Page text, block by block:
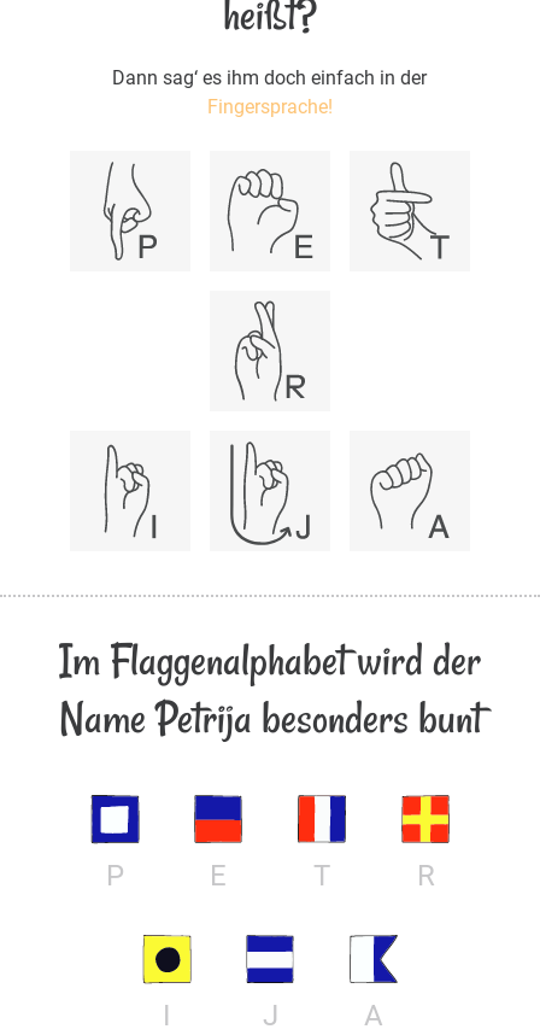
heißt?
Dann sag‘ es ihm doch einfach in der
Fingersprache!
Im Flaggenalphabet wird der
Name Petrija besonders bunt
P E T R
I J A